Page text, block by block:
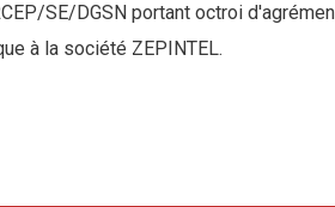
SE/DGSN portant octroi
à la société ZEPINTEL.